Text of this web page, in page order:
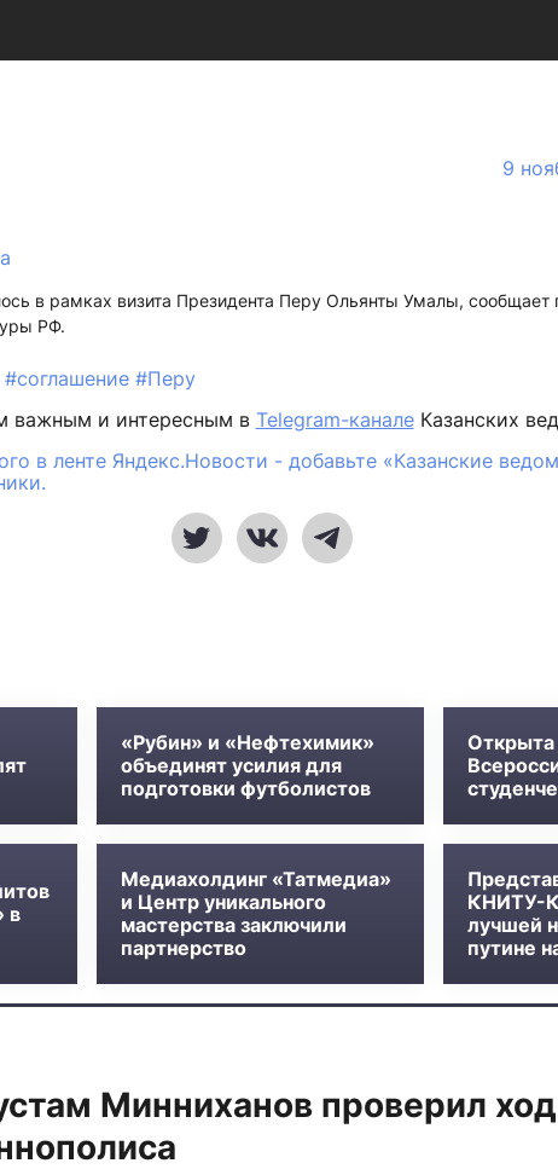
9
в рамках визита Президента Перу Ольянты Умалы, сообщает
РФ.
#соглашение #Перу
важным и интересным в Telegram-каналеКазанских
в ленте Яндекс.Новости - добавьте «Казанские
«Рубин» и «Нефтехимик»
объединят усилия для
подготовки футболистов
Открыта
в
Медиахолдинг «Татмедиа»
и Центр уникального
мастерства заключили
партнерство
КНИТУ-
лучшей
путине
Минниханов проверил